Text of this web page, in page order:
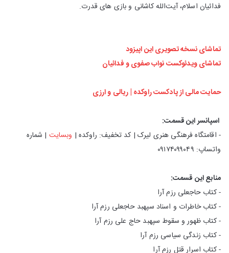
فدائیان اسلام، آیت‌الله کاشانی و بازی های قدرت‌.
تماشای نسخه تصویری این اپیزود
تماشای ویدئوکست نواب صفوی و فدائیان
حمایت مالی از پادکست راوکده | ریالی و ارزی
اسپانسر این قسمت:
- اقامتگاه فرهنگی هنری لیرک | کد تخفیف: راوکده | وبسایت | شماره
واتساپ: ۰۹۱۷۴۰۹۹۰۴۹
منابع این قسمت:
- کتاب حاجعلی رزم آرا
- کتاب خاطرات و اسناد سپهبد حاجعلی رزم آرا
- کتاب ظهور و سقوط سپهبد حاج علی رزم آرا
- کتاب زندگی سیاسی رزم آرا
- کتاب اسرار قتل رزم آرا